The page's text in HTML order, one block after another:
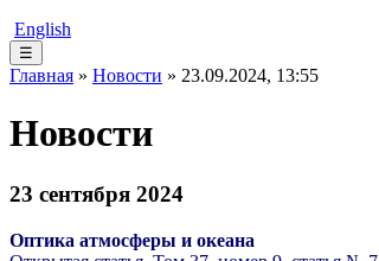
English
☰
Главная » Новости » 23.09.2024, 13:55
Новости
23 сентября 2024
Оптика атмосферы и океана